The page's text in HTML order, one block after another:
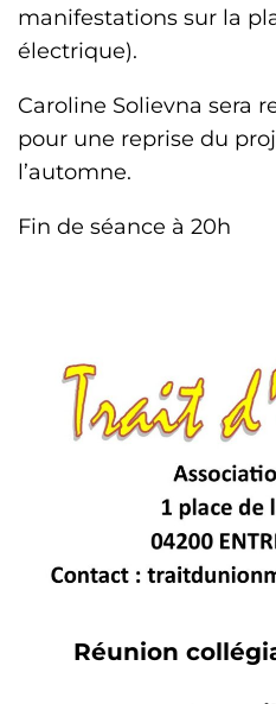
manifestations sur la
électrique).
Caroline Solievna sera
pour une reprise du
l’automne.
Fin de séance à 20h
Réunion